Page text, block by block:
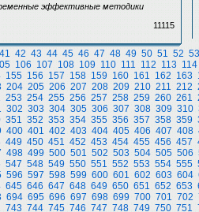
эффективные методики
11115
41 42 43 44 45 46 47 48 49 50 51 52 53
106 107 108 109 110 111 112 113 114
155 156 157 158 159 160 161 162 163
204 205 206 207 208 209 210 211 212
253 254 255 256 257 258 259 260 261
302 303 304 305 306 307 308 309 310
351 352 353 354 355 356 357 358 359
400 401 402 403 404 405 406 407 408
449 450 451 452 453 454 455 456 457
498 499 500 501 502 503 504 505 506
547 548 549 550 551 552 553 554 555
596 597 598 599 600 601 602 603 604
645 646 647 648 649 650 651 652 653
694 695 696 697 698 699 700 701 702
743 744 745 746 747 748 749 750 751